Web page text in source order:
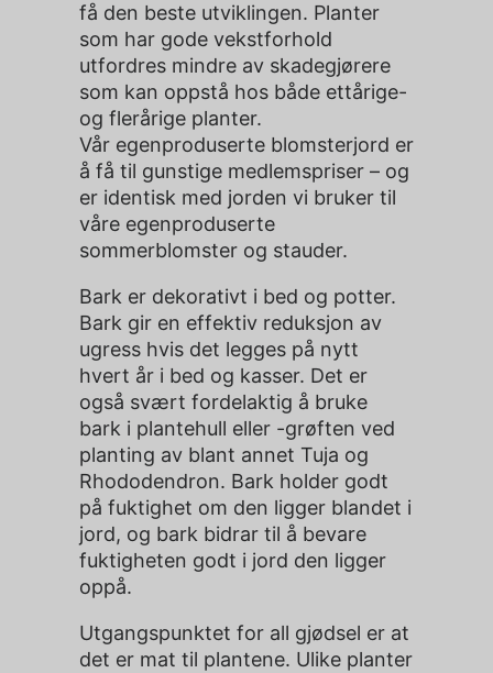
få den beste utviklingen. Planter
som har gode vekstforhold
utfordres mindre av skadegjørere
som kan oppstå hos både ettårige-
og flerårige planter.
Vår egenproduserte blomsterjord er
å få til gunstige medlemspriser – og
er identisk med jorden vi bruker til
våre egenproduserte
sommerblomster og stauder.
Bark er dekorativt i bed og potter.
Bark gir en effektiv reduksjon av
ugress hvis det legges på nytt
hvert år i bed og kasser. Det er
også svært fordelaktig å bruke
bark i plantehull eller -grøften ved
planting av blant annet Tuja og
Rhododendron. Bark holder godt
på fuktighet om den ligger blandet i
jord, og bark bidrar til å bevare
fuktigheten godt i jord den ligger
oppå.
Utgangspunktet for all gjødsel er at
det er mat til plantene. Ulike planter